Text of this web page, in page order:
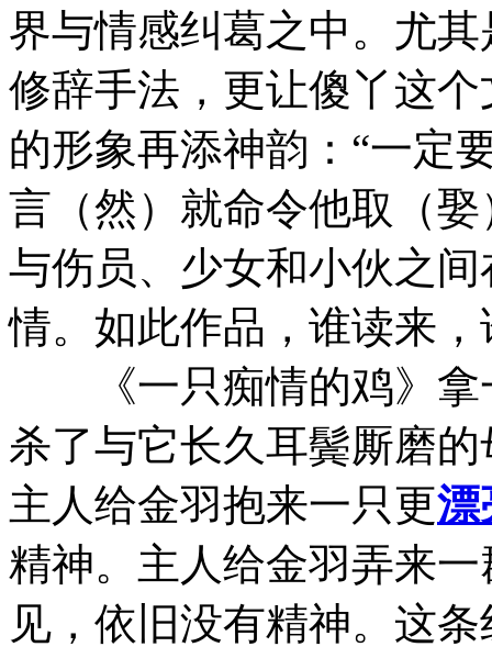
界与情感纠葛之中。尤
修辞手法，更让傻丫这
的形象再添神韵：“一定
言（然）就命令他取（
与伤员、少女和小伙之
情。如此作品，谁读来
《一只痴情的鸡》拿
杀了与它长久耳鬓厮磨
主人给金羽抱来一只更漂
精神。主人给金羽弄来
见，依旧没有精神。这